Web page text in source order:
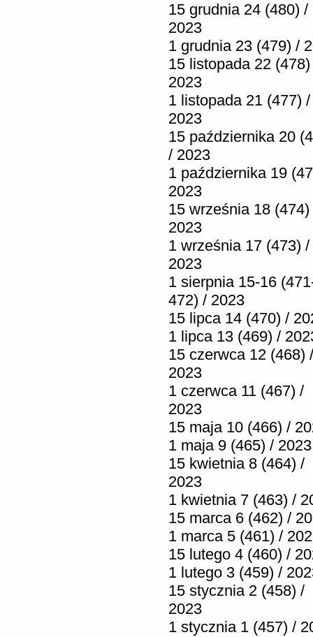
15 grudnia 24 (480) /
2023
1 grudnia 23 (479) /
15 listopada 22
2023
1 listopada 21 (477) /
2023
15 października 20
/ 2023
1 października 19
2023
15 września 18 (474)
2023
1 września 17 (473) /
2023
1 sierpnia 15-16
472) / 2023
15 lipca 14 (470) /
1 lipca 13 (469) /
15 czerwca 12 (468) /
2023
1 czerwca 11 (467) /
2023
15 maja 10 (466) /
1 maja 9 (465) / 2023
15 kwietnia 8 (464) /
2023
1 kwietnia 7 (463) /
15 marca 6 (462) /
1 marca 5 (461) /
15 lutego 4 (460) /
1 lutego 3 (459) /
15 stycznia 2 (458) /
2023
1 stycznia 1 (457) /